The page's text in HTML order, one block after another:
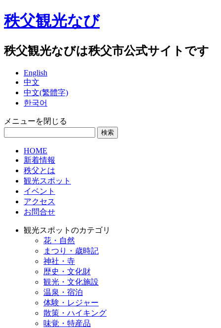
秩父観光なび
秩父観光なびは秩父市公式サイトです
English
中文
中文(繁體字)
한국어
メニューを閉じる
HOME
新着情報
秩父とは
観光スポット
イベント
アクセス
お問合せ
観光スポットのカテゴリ
花・自然
まつり・歳時記
神社・寺
歴史・文化財
観光・文化施設
温泉・宿泊
体験・レジャー
散策・ハイキング
味覚・特産品